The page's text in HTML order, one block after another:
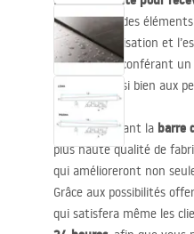
recherchent des
confort d’utilisation et
intérieur, lui conférant un
convient aussi bien aux
En commandant la barre
plus haute qualité de
qui amélioreront non
Grâce aux possibilités
qui satisfera même les